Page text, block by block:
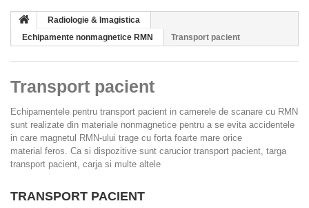
Radiologie & Imagistica
Echipamente nonmagnetice RMN
Transport pacient
Transport pacient
Echipamentele pentru transport pacient in camerele de scanare cu RMN
sunt realizate din materiale nonmagnetice pentru a se evita accidentele
in care magnetul RMN-ului trage cu forta foarte mare orice
material feros. Ca si dispozitive sunt carucior transport pacient, targa
transport pacient, carja si multe altele
TRANSPORT PACIENT